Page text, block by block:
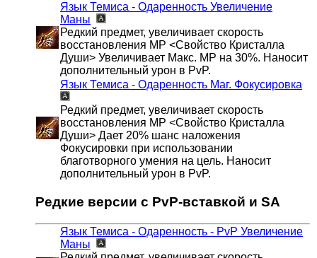
Язык Темиса - Одаренность Увеличение
Маны
Редкий предмет, увеличивает скорость
восстановления MP <Свойство Кристалла
Души> Увеличивает Макс. MP на 30%. Наносит
дополнительный урон в PvP.
Язык Темиса - Одаренность Маг. Фокусировка
Редкий предмет, увеличивает скорость
восстановления MP <Свойство Кристалла
Души> Дает 20% шанс наложения
Фокусировки при использовании
благотворного умения на цель. Наносит
дополнительный урон в PvP.
Редкие версии с PvP-вставкой и SA
Язык Темиса - Одаренность - PvP Увеличение
Маны